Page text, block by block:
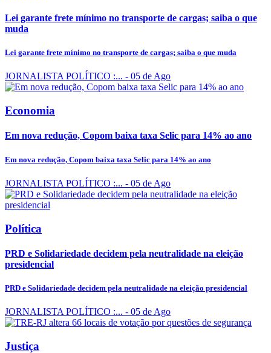
Lei garante frete mínimo no transporte de cargas; saiba o que
muda
Lei garante frete mínimo no transporte de cargas; saiba o que muda
JORNALISTA POLÍTICO :... - 05 de Ago
Economia
Em nova redução, Copom baixa taxa Selic para 14% ao ano
Em nova redução, Copom baixa taxa Selic para 14% ao ano
JORNALISTA POLÍTICO :... - 05 de Ago
Política
PRD e Solidariedade decidem pela neutralidade na eleição
presidencial
PRD e Solidariedade decidem pela neutralidade na eleição presidencial
JORNALISTA POLÍTICO :... - 05 de Ago
Justiça